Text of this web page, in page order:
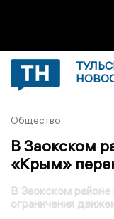
Общество
В Заокском
«Крым»
В Заокском
ограничения